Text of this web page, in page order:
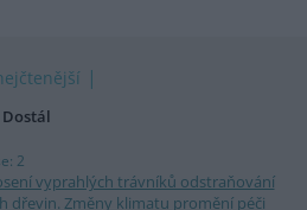
2
vyprahlých trávníků odstraňování
dřevin. Změny klimatu promění péči